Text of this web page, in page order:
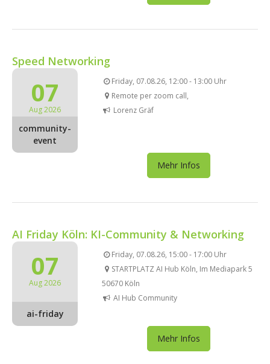
Speed Networking
07
Aug 2026
community-
event
Friday, 07.08.26, 12:00 - 13:00 Uhr
Remote per zoom call,
Lorenz Gräf
Mehr Infos
AI Friday Köln: KI-Community & Networking
07
Aug 2026
ai-friday
Friday, 07.08.26, 15:00 - 17:00 Uhr
STARTPLATZ AI Hub Köln, Im Mediapark 5
50670 Köln
AI Hub Community
Mehr Infos